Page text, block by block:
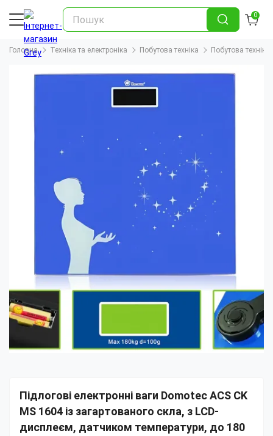
0
Головна Техніка та електроніка Побутова техніка Побутова
Підлогові електронні ваги Domotec ACS CK
MS 1604 із загартованого скла, з LCD-
дисплеєм, датчиком температури, до 180